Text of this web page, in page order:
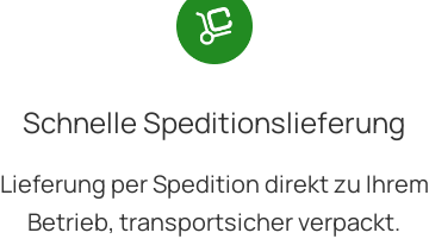
Schnelle Speditionslieferung
Lieferung per Spedition direkt zu Ihrem
Betrieb, transportsicher verpackt.